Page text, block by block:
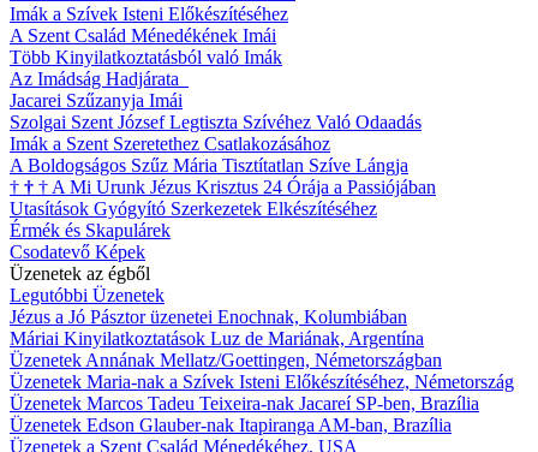
Imák a Szívek Isteni Előkészítéséhez
A Szent Család Ménedékének Imái
Több Kinyilatkoztatásból való Imák
Az Imádság Hadjárata
Jacarei Szűzanyja Imái
Szolgai Szent József Legtiszta Szívéhez Való Odaadás
Imák a Szent Szeretethez Csatlakozásához
A Boldogságos Szűz Mária Tisztítatlan Szíve Lángja
† † † A Mi Urunk Jézus Krisztus 24 Órája a Passiójában
Utasítások Gyógyító Szerkezetek Elkészítéséhez
Érmék és Skapulárek
Csodatevő Képek
Üzenetek az égből
Legutóbbi Üzenetek
Jézus a Jó Pásztor üzenetei Enochnak, Kolumbiában
Máriai Kinyilatkoztatások Luz de Mariának, Argentína
Üzenetek Annának Mellatz/Goettingen, Németországban
Üzenetek Maria-nak a Szívek Isteni Előkészítéséhez, Németország
Üzenetek Marcos Tadeu Teixeira-nak Jacareí SP-ben, Brazília
Üzenetek Edson Glauber-nak Itapiranga AM-ban, Brazília
Üzenetek a Szent Család Ménedékéhez, USA